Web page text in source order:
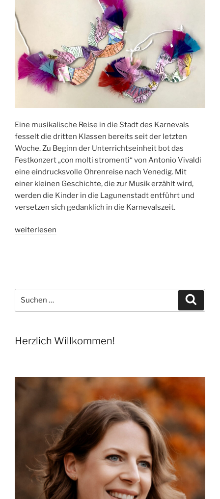
Eine musikalische Reise in die Stadt des Karnevals
fesselt die dritten Klassen bereits seit der letzten
Woche. Zu Beginn der Unterrichtseinheit bot das
Festkonzert „con molti stromenti“ von Antonio Vivaldi
eine eindrucksvolle Ohrenreise nach Venedig. Mit
einer kleinen Geschichte, die zur Musik erzählt wird,
werden die Kinder in die Lagunenstadt entführt und
versetzen sich gedanklich in die Karnevalszeit.
„Karneval
weiterlesen
nach:
Herzlich Willkommen!